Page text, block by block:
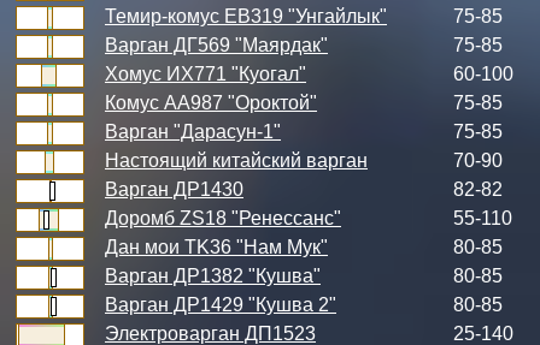
Темир-комус ЕВ319 "Унгайлык"
75-85
Варган ДГ569 "Маярдак"
75-85
Хомус ИХ771 "Куогал"
60-100
Комус АА987 "Ороктой"
75-85
Варган "Дарасун-1"
75-85
Настоящий китайский варган
70-90
Варган ДР1430
82-82
Доромб ZS18 "Ренессанс"
55-110
Дан мои TK36 "Нам Мук"
80-85
Варган ДР1382 "Кушва"
80-85
Варган ДР1429 "Кушва 2"
80-85
Электроварган ДП1523
25-140